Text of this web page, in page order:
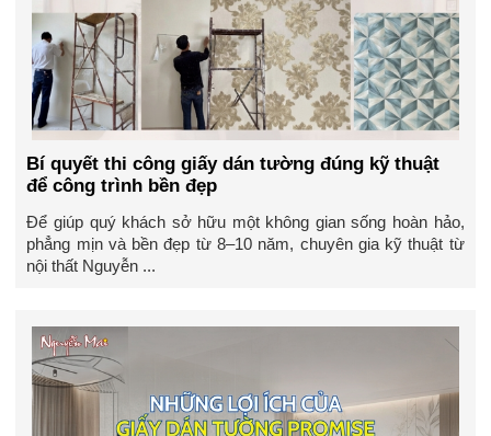
Bí quyết thi công giấy dán tường đúng kỹ thuật
để công trình bền đẹp
Để giúp quý khách sở hữu một không gian sống hoàn hảo,
phẳng mịn và bền đẹp từ 8–10 năm, chuyên gia kỹ thuật từ
nội thất Nguyễn ...